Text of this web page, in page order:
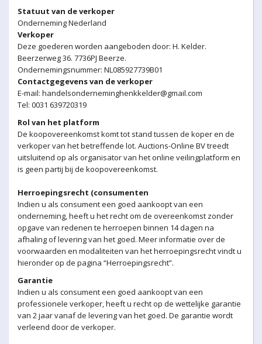
Statuut van de verkoper
Onderneming Nederland
Verkoper
Deze goederen worden aangeboden door: H. Kelder.
Beerzerweg 36. 7736PJ Beerze.
Ondernemingsnummer: NL085927739B01
Contactgegevens van de verkoper
E-mail: handelsonderneminghenkkelder@gmail.com
Tel: 0031 639720319
Rol van het platform
De koopovereenkomst komt tot stand tussen de koper en de
verkoper van het betreffende lot. Auctions-Online BV treedt
uitsluitend op als organisator van het online veilingplatform en
is geen partij bij de koopovereenkomst.
Herroepingsrecht (consumenten
Indien u als consument een goed aankoopt van een
onderneming, heeft u het recht om de overeenkomst zonder
opgave van redenen te herroepen binnen 14 dagen na
afhaling of levering van het goed. Meer informatie over de
voorwaarden en modaliteiten van het herroepingsrecht vindt u
hieronder op de pagina “Herroepingsrecht”.
Garantie
Indien u als consument een goed aankoopt van een
professionele verkoper, heeft u recht op de wettelijke garantie
van 2 jaar vanaf de levering van het goed. De garantie wordt
verleend door de verkoper.